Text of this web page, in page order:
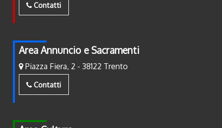
Contatti
Area Annuncio e Sacramenti
Piazza Fiera, 2 - 38122 Trento
Contatti